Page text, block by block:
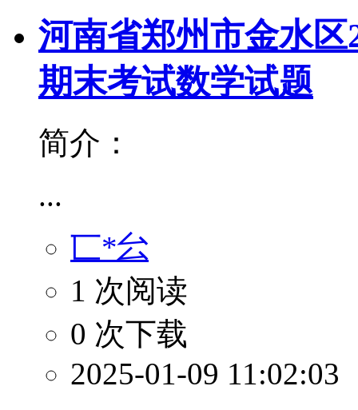
河南省郑州市金水区
期末考试数学试题
简介：
...
匸*㕕
1 次阅读
0 次下载
2025-01-09 11:02:03